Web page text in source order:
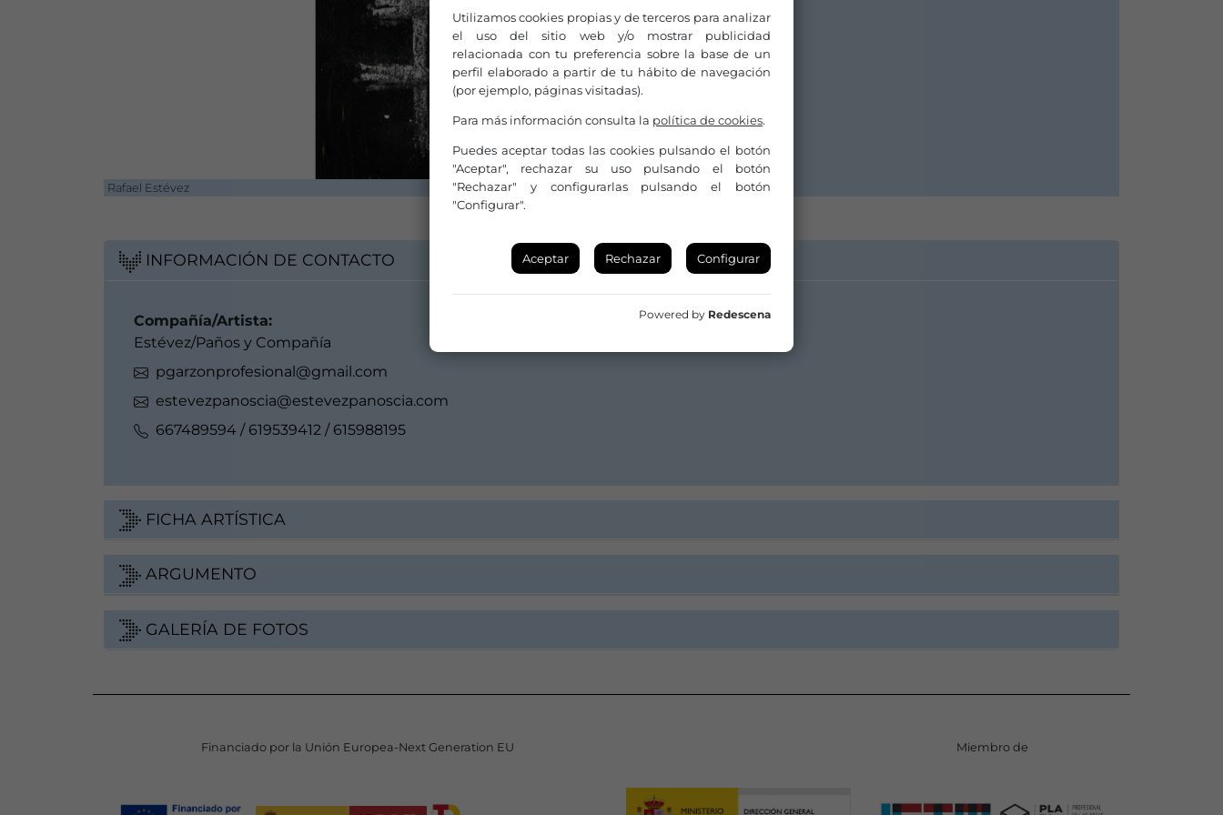
Rafael Estévez
Compañía/Artista:
Estévez/Paños y Compañía
INFORMACIÓN DE CONTACTO
Compañía/Artista:
Estévez/Paños y Compañía
pgarzonprofesional@gmail.com
estevezpanoscia@estevezpanoscia.com
667489594 / 619539412 / 615988195
Web
FICHA ARTÍSTICA
ARGUMENTO
GALERÍA DE FOTOS
Financiado por la Unión Europea-Next Generation EU Miembro de
Utilizamos cookies propias y de terceros para analizar
el uso del sitio web y/o mostrar publicidad
relacionada con tu preferencia sobre la base de un
perfil elaborado a partir de tu hábito de navegación
(por ejemplo, páginas visitadas).
Para más información consulta la política de cookies.
Puedes aceptar todas las cookies pulsando el botón
"Aceptar", rechazar su uso pulsando el botón
"Rechazar" y configurarlas pulsando el botón
"Configurar".
Aceptar Rechazar Configurar
Powered by Redescena